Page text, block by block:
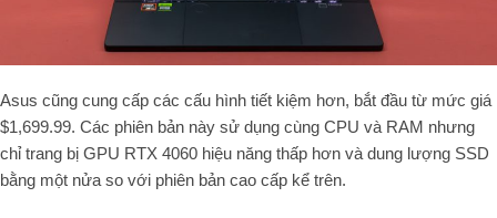
Asus cũng cung cấp các cấu hình tiết kiệm hơn, bắt đầu từ mức giá
$1,699.99. Các phiên bản này sử dụng cùng CPU và RAM nhưng
chỉ trang bị GPU RTX 4060 hiệu năng thấp hơn và dung lượng SSD
bằng một nửa so với phiên bản cao cấp kể trên.